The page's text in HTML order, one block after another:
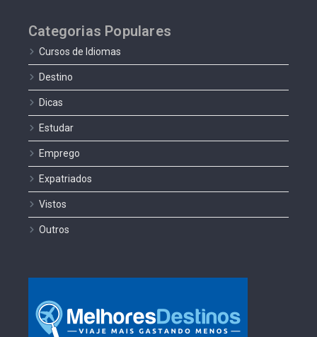
Categorias Populares
Cursos de Idiomas
Destino
Dicas
Estudar
Emprego
Expatriados
Vistos
Outros